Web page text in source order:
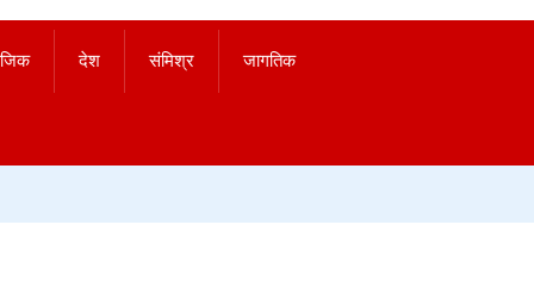
देश संमिश्र जागतिक